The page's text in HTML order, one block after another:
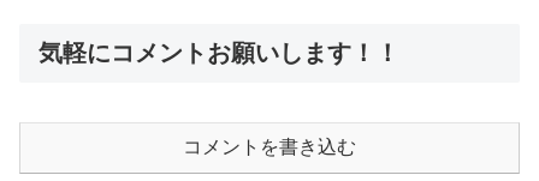
気軽にコメントお願いします！！
コメントを書き込む